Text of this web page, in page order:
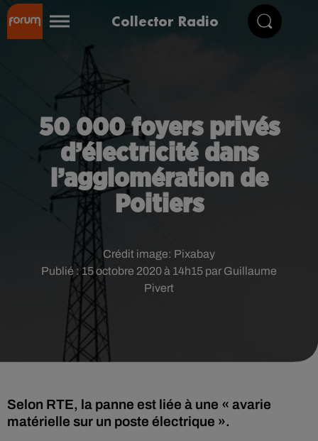
Collector Radio
50 000 foyers privés
d’électricité dans
l’agglomération de
Poitiers
Publié : 15 octobre 2020 à 14h15 par Guillaume
Pivert
Crédit image: Pixabay
Selon RTE, la panne est liée à une « avarie
matérielle sur un poste électrique ».